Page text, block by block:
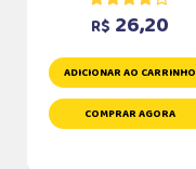
R$ 26,20
ADICIONAR AO CARRINHO
COMPRAR AGORA